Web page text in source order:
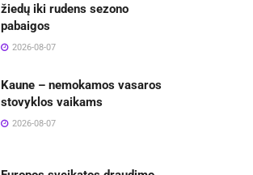
žiedų iki rudens sezono
pabaigos
2026-08-07
Kaune – nemokamos vasaros
stovyklos vaikams
2026-08-07